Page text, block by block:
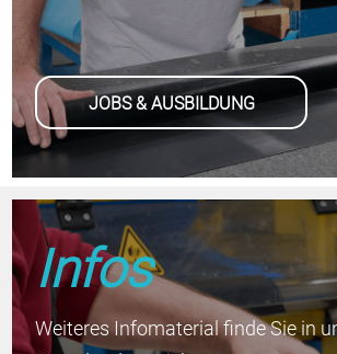
JOBS & AUSBILDUNG
Infos
Weiteres Infomaterial finde Sie in